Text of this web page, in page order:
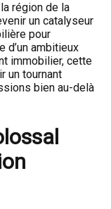
région de la
un catalyseur
pour
d’un ambitieux
immobilier, cette
un tournant
bien au-delà